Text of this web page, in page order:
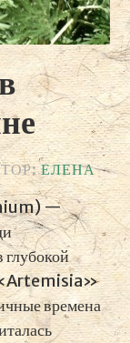
ЕЛЕНА
—
глубокой
«Artemisia»
времена